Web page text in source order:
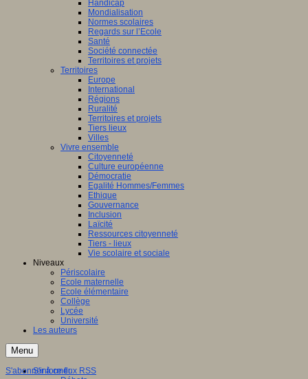
Handicap
Mondialisation
Normes scolaires
Regards sur l’Ecole
Santé
Société connectée
Territoires et projets
Territoires
Europe
International
Régions
Ruralité
Territoires et projets
Tiers lieux
Villes
Vivre ensemble
Citoyenneté
Culture européenne
Démocratie
Egalité Hommes/Femmes
Ethique
Gouvernance
Inclusion
Laïcité
Ressources citoyenneté
Tiers - lieux
Vie scolaire et sociale
Niveaux
Périscolaire
Ecole maternelle
Ecole élémentaire
Collège
Lycée
Université
Les auteurs
Menu
S'informer
S'abonner à ce flux RSS